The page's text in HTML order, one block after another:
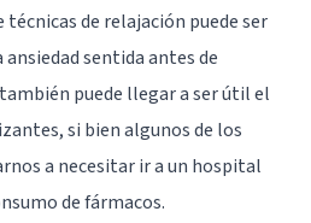
de relajación puede ser
sentida antes de
puede llegar a ser útil el
si bien algunos de los
a necesitar ir a un hospital
de fármacos.